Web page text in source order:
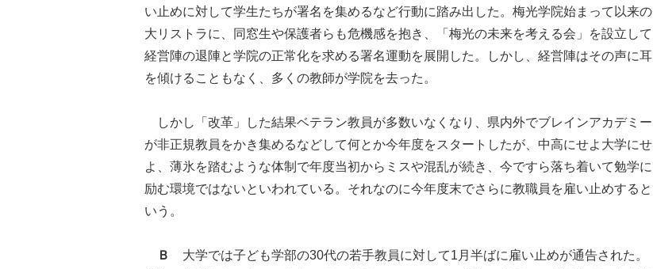
い止めに対して学生たちが署名を集めるなど行動に踏み出した。梅光学院始まって以来の
大リストラに、同窓生や保護者らも危機感を抱き、「梅光の未来を考える会」を設立して
経営陣の退陣と学院の正常化を求める署名運動を展開した。しかし、経営陣はその声に耳
を傾けることもなく、多くの教師が学院を去った。
しかし「改革」した結果ベテラン教員が多数いなくなり、県内外でブレインアカデミー
が非正規教員をかき集めるなどして何とか今年度をスタートしたが、中高にせよ大学にせ
よ、薄氷を踏むような体制で年度当初からミスや混乱が続き、今ですら落ち着いて勉学に
励む環境ではないといわれている。それなのに今年度末でさらに教職員を雇い止めすると
いう。
Ｂ
大学では子ども学部の30代の若手教員に対して1月半ばに雇い止めが通告された。